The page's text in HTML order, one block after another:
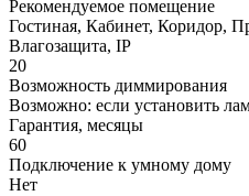
Рекомендуемое помещение
Гостиная, Кабинет, Коридор,
Влагозащита, IP
20
Возможность диммирования
Возможно: если установить
Гарантия, месяцы
60
Подключение к умному дому
Нет